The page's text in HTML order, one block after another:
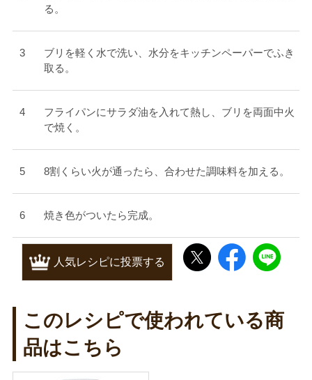
る。
ブリを軽く水で洗い、水分をキッチンペーパーでふき
取る。
フライパンにサラダ油を入れて熱し、ブリを両面中火
で焼く。
8割くらい火が通ったら、合わせた調味料を加える。
焼き色がついたら完成。
人気レシピに投票する
このレシピで使われている商
品はこちら